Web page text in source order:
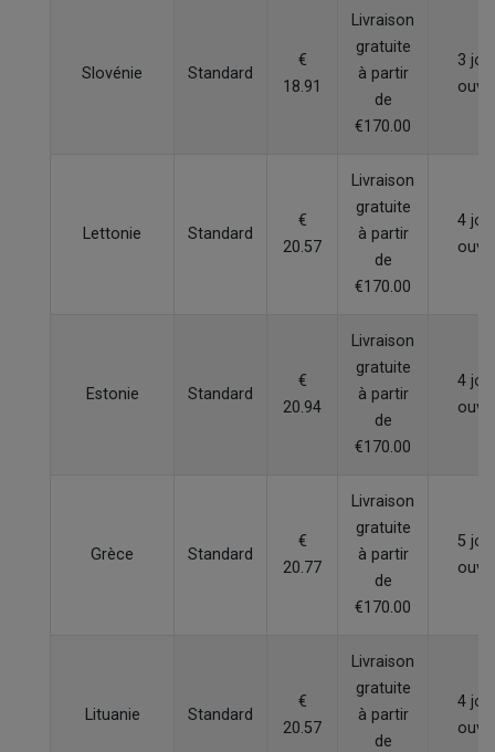
Slovénie Standard
€
18.91
Livraison
gratuite
à partir
de
€170.00
3
Lettonie Standard
€
20.57
Livraison
gratuite
à partir
de
€170.00
4
Estonie Standard
€
20.94
Livraison
gratuite
à partir
de
€170.00
4
Grèce Standard
€
20.77
Livraison
gratuite
à partir
de
€170.00
5
Lituanie Standard
€
20.57
Livraison
gratuite
à partir
de
4